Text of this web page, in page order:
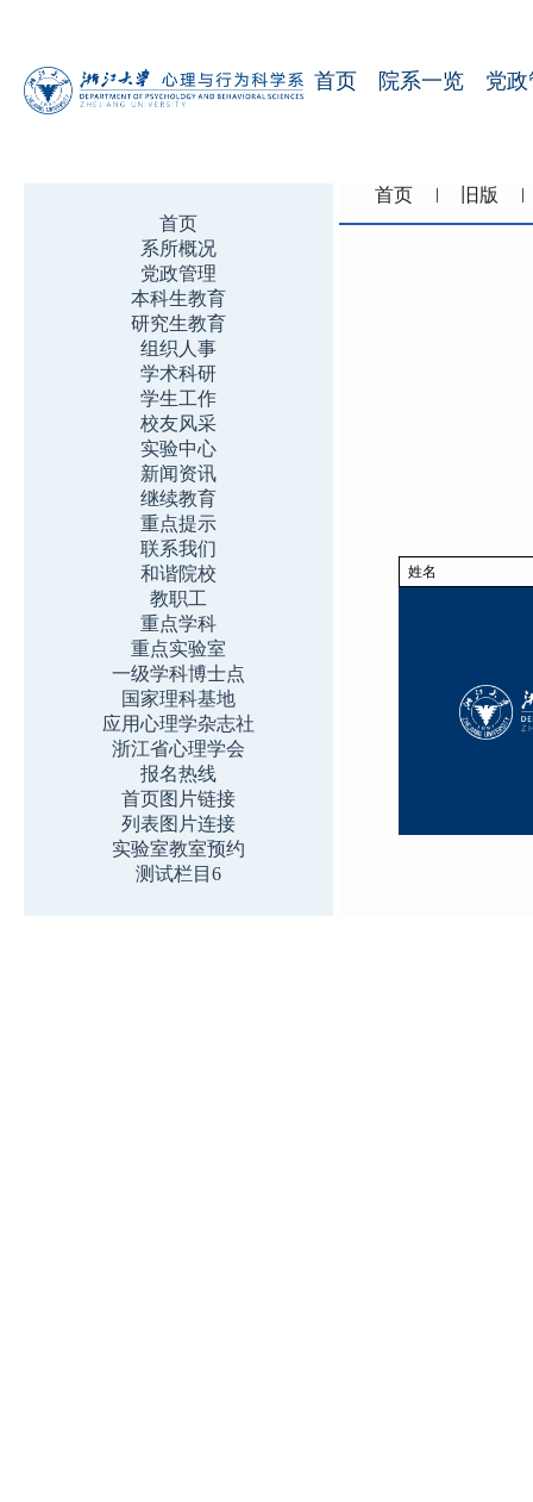
首页 院系一览 党
首页
系所概况
党政管理
本科生教育
研究生教育
组织人事
学术科研
学生工作
校友风采
实验中心
新闻资讯
继续教育
重点提示
联系我们
和谐院校
教职工
重点学科
重点实验室
一级学科博士点
国家理科基地
应用心理学杂志社
浙江省心理学会
报名热线
首页图片链接
列表图片连接
实验室教室预约
测试栏目6
首页 旧版
姓名